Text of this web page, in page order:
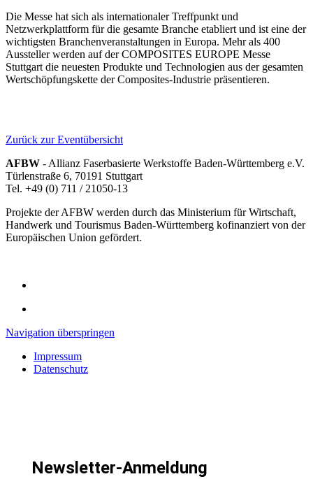
Die Messe hat sich als internationaler Treffpunkt und
Netzwerkplattform für die gesamte Branche etabliert und ist eine der
wichtigsten Branchenveranstaltungen in Europa. Mehr als 400
Aussteller werden auf der COMPOSITES EUROPE Messe
Stuttgart die neuesten Produkte und Technologien aus der gesamten
Wertschöpfungskette der Composites-Industrie präsentieren.
Zurück zur Eventübersicht
AFBW - Allianz Faserbasierte Werkstoffe Baden-Württemberg e.V.
Türlenstraße 6, 70191 Stuttgart
Tel. +49 (0) 711 / 21050-13
Projekte der AFBW werden durch das Ministerium für Wirtschaft,
Handwerk und Tourismus Baden-Württemberg kofinanziert von der
Europäischen Union gefördert.
Navigation überspringen
Impressum
Datenschutz
Newsletter-Anmeldung